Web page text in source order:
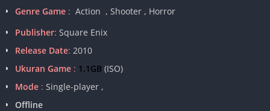
Genre Game : Action , Shooter , Horror
Publisher: Square Enix
Release Date: 2010
Ukuran Game : 1.1GB (ISO)
Mode : Single-player ,
Offline